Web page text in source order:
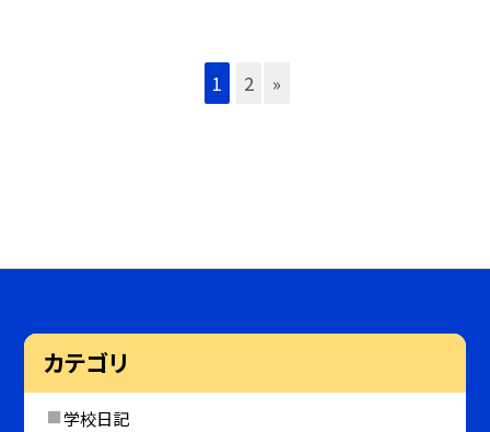
1 2 »
カテゴリ
学校日記